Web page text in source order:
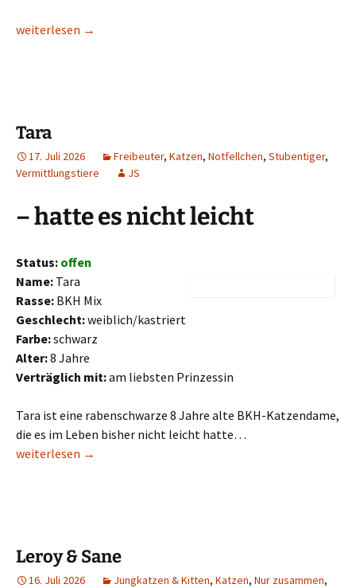
Romeo & Julia
weiterlesen →
Tara
17. Juli 2026 Freibeuter, Katzen, Notfellchen, Stubentiger,
Vermittlungstiere
JS
– hatte es nicht leicht
Status: offen
Name: Tara
Rasse: BKH Mix
Geschlecht:weiblich/kastriert
Farbe:schwarz
Alter:8 Jahre
Verträglich mit:am liebsten Prinzessin
Tara ist eine rabenschwarze 8 Jahre alte BKH-Katzendame,
die es im Leben bisher nicht leicht hatte…
Tara
weiterlesen →
Leroy & Sane
16. Juli 2026 Jungkatzen & Kitten, Katzen, Nur zusammen,